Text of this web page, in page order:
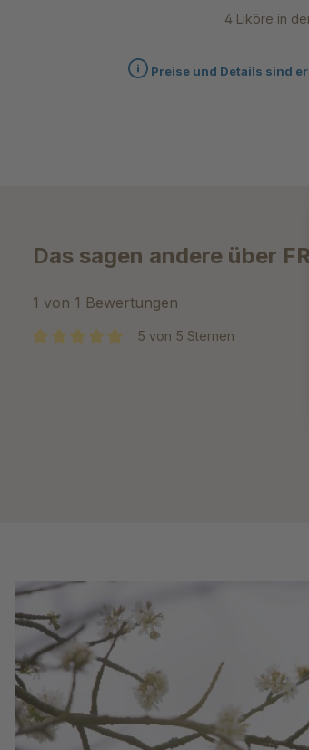
4 Liköre in
Preise und Details sind
Das sagen andere über
1 von 1 Bewertungen
5 von 5 Sternen